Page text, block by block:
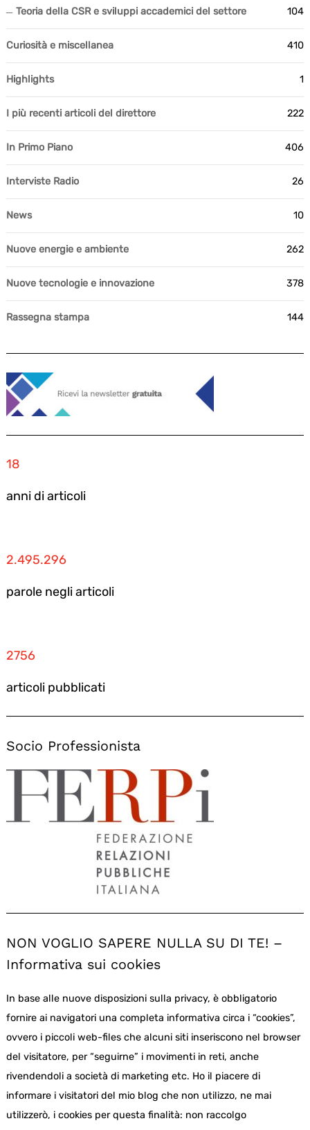
Teoria della CSR e sviluppi accademici del settore 104
Curiosità e miscellanea 410
Highlights 1
I più recenti articoli del direttore 222
In Primo Piano 406
Interviste Radio 26
News 10
Nuove energie e ambiente 262
Nuove tecnologie e innovazione 378
Rassegna stampa 144
18
anni di articoli
2.495.296
parole negli articoli
2756
articoli pubblicati
Socio Professionista
NON VOGLIO SAPERE NULLA SU DI TE! –
Informativa sui cookies
In base alle nuove disposizioni sulla privacy, è obbligatorio
fornire ai navigatori una completa informativa circa i “cookies”,
ovvero i piccoli web-files che alcuni siti inseriscono nel browser
del visitatore, per “seguirne” i movimenti in reti, anche
rivendendoli a società di marketing etc. Ho il piacere di
informare i visitatori del mio blog che non utilizzo, ne mai
utilizzerò, i cookies per questa finalità: non raccolgo